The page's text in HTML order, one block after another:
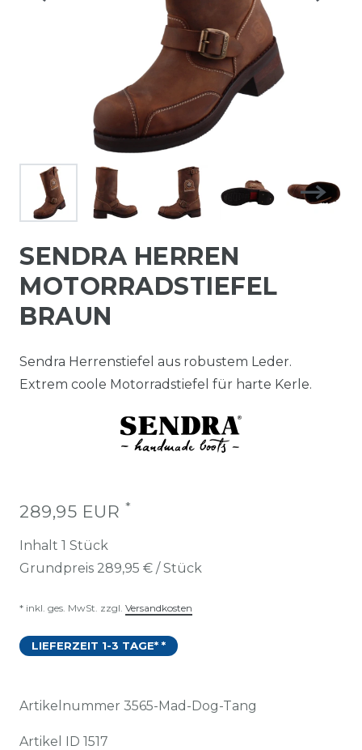
SENDRA HERREN
MOTORRADSTIEFEL
BRAUN
Sendra Herrenstiefel aus robustem Leder.
Extrem coole Motorradstiefel für harte Kerle.
289,95 EUR *
Inhalt 1 Stück
Grundpreis 289,95 € / Stück
* inkl. ges. MwSt. zzgl. Versandkosten
LIEFERZEIT 1-3 TAGE* *
Artikelnummer 3565-Mad-Dog-Tang
Artikel ID 1517